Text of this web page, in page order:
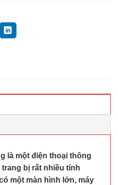
là một điện thoại thông
bị rất nhiều tính
một màn hình lớn, máy